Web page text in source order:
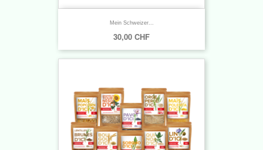
Mein Schweizer...
30,00 CHF